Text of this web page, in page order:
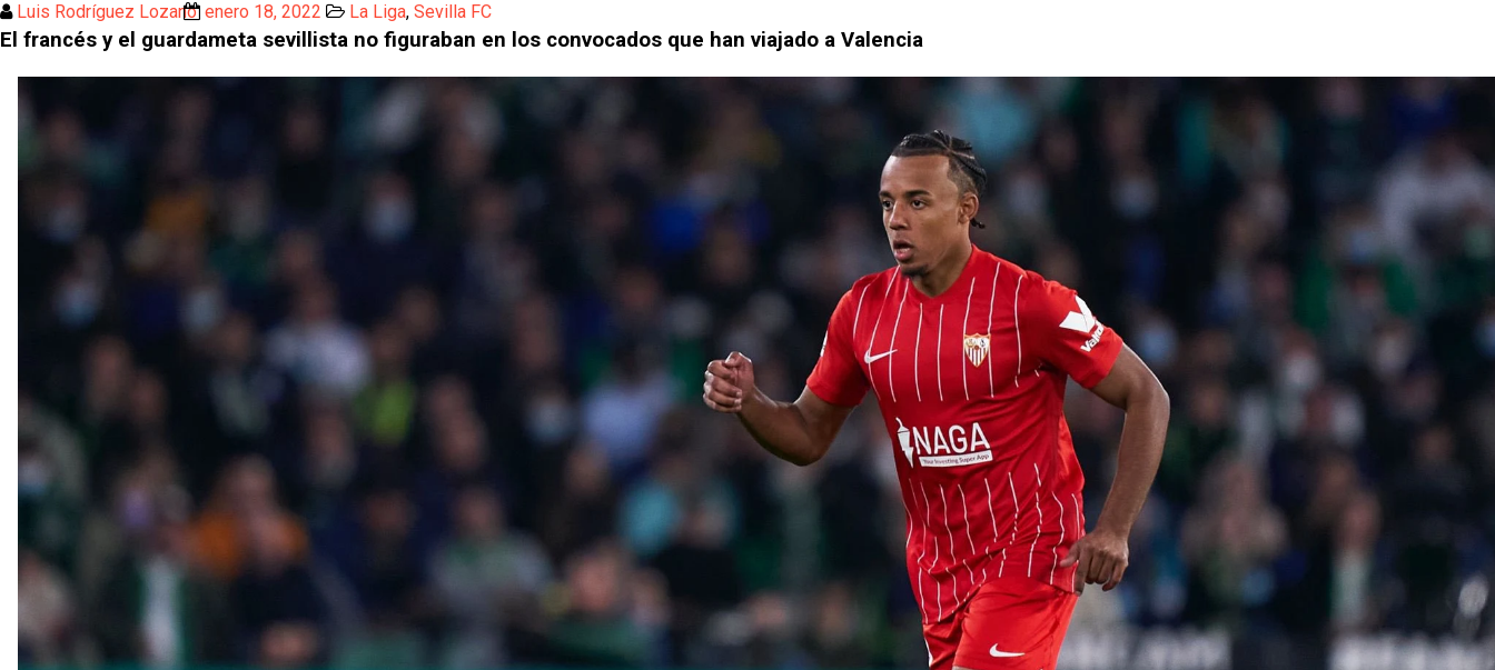
Luis Rodríguez Lozano enero 18, 2022 La Liga, Sevilla FC
El francés y el guardameta sevillista no figuraban en los convocados que han viajado a Valencia